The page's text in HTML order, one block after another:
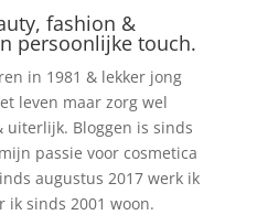
fashion &
persoonlijke touch.
in 1981 & lekker jong
leven maar zorg wel
Bloggen is sinds
passie voor cosmetica
augustus 2017 werk ik
ik sinds 2001 woon.